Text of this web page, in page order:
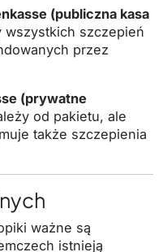
(publiczna kasa
wszystkich szczepień
przez
(prywatne
od pakietu, ale
także szczepienia
ważne są
istnieją